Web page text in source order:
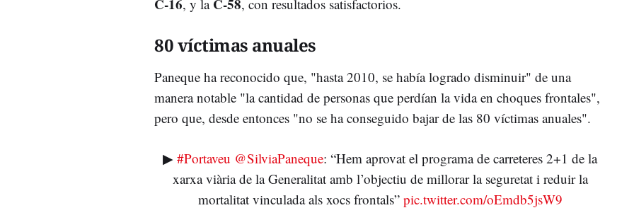
, y la , con resultados satisfactorios.
80 víctimas anuales
Paneque ha reconocido que, "hasta 2010, se había logrado disminuir" de una
manera notable "la cantidad de personas que perdían la vida en choques frontales",
pero que, desde entonces "no se ha conseguido bajar de las 80 víctimas anuales".
▶#Portaveu @SilviaPaneque: “Hem aprovat el programa de carreteres 2+1 de la
xarxa viària de la Generalitat amb l’objectiu de millorar la seguretat i reduir la
mortalitat vinculada als xocs frontals” pic.twitter.com/oEmdb5jsW9